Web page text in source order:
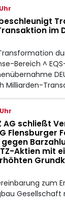
beschleunigt
im
Bereich ^ EQS-
Milliarden-
AG schließt
Flensburger
Aktien mit
zum
Gesellschaft